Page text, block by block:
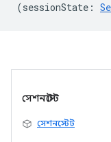
(sessionState :
সেশনস্টেট
সেশনস্টেট